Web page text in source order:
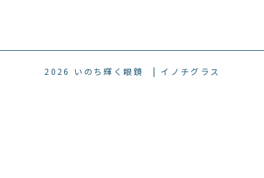
2026 いのち輝く眼鏡 | イノチグラス